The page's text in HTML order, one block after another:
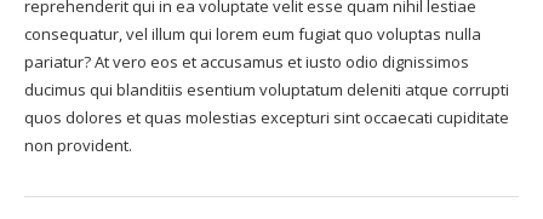
reprehenderit qui in ea voluptate velit esse quam nihil lestiae
consequatur, vel illum qui lorem eum fugiat quo voluptas nulla
pariatur? At vero eos et accusamus et iusto odio dignissimos
ducimus qui blanditiis esentium voluptatum deleniti atque corrupti
quos dolores et quas molestias excepturi sint occaecati cupiditate
non provident.